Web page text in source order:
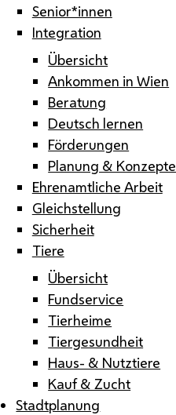
Senior*innen
Integration
Übersicht
Ankommen in Wien
Beratung
Deutsch lernen
Förderungen
Planung & Konzepte
Ehrenamtliche Arbeit
Gleichstellung
Sicherheit
Tiere
Übersicht
Fundservice
Tierheime
Tiergesundheit
Haus- & Nutztiere
Kauf & Zucht
Stadtplanung